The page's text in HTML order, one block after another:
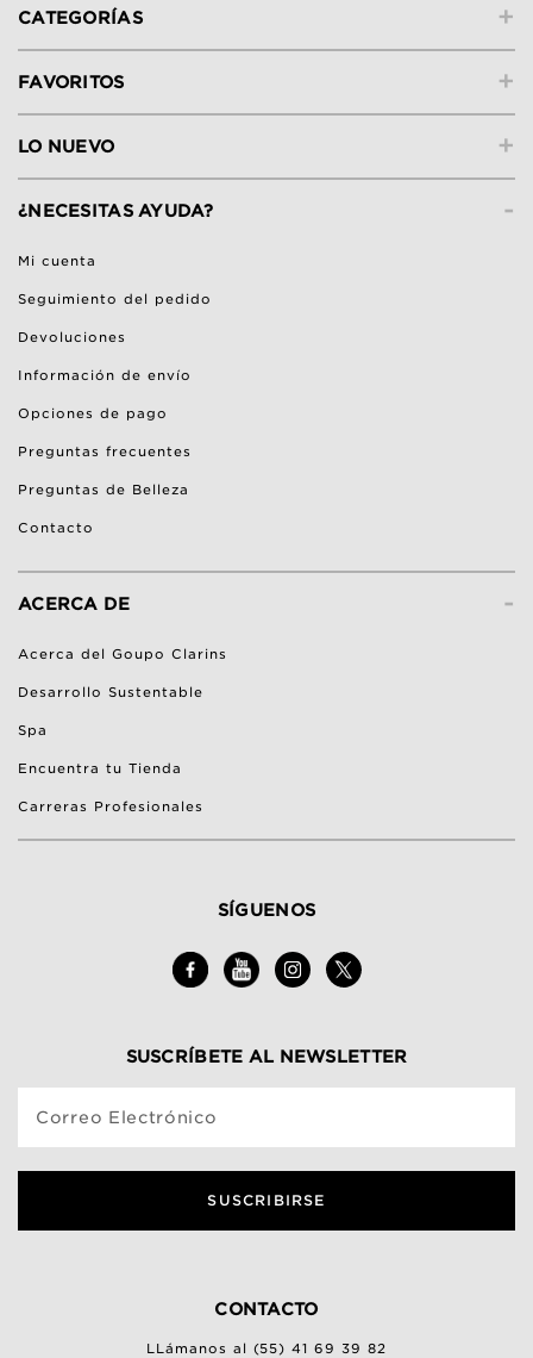
+
CATEGORÍAS
+
FAVORITOS
+
LO NUEVO
-
¿NECESITAS AYUDA?
Mi cuenta
Seguimiento del pedido
Devoluciones
Información de envío
Opciones de pago
Preguntas frecuentes
Preguntas de Belleza
Contacto
-
ACERCA DE
Acerca del Goupo Clarins
Desarrollo Sustentable
Spa
Encuentra tu Tienda
Carreras Profesionales
SÍGUENOS
SUSCRÍBETE AL NEWSLETTER
Correo Electrónico
SUSCRIBIRSE
CONTACTO
LLámanos al (55) 41 69 39 82